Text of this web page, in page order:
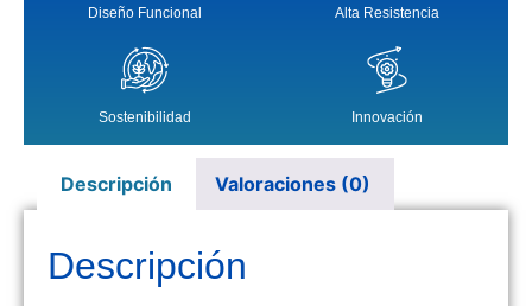
Diseño Funcional Alta Resistencia
Sostenibilidad Innovación
Descripción Valoraciones (0)
Descripción